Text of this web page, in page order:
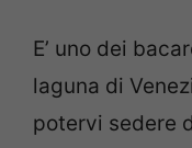
E’ uno dei
laguna di
potervi sedere